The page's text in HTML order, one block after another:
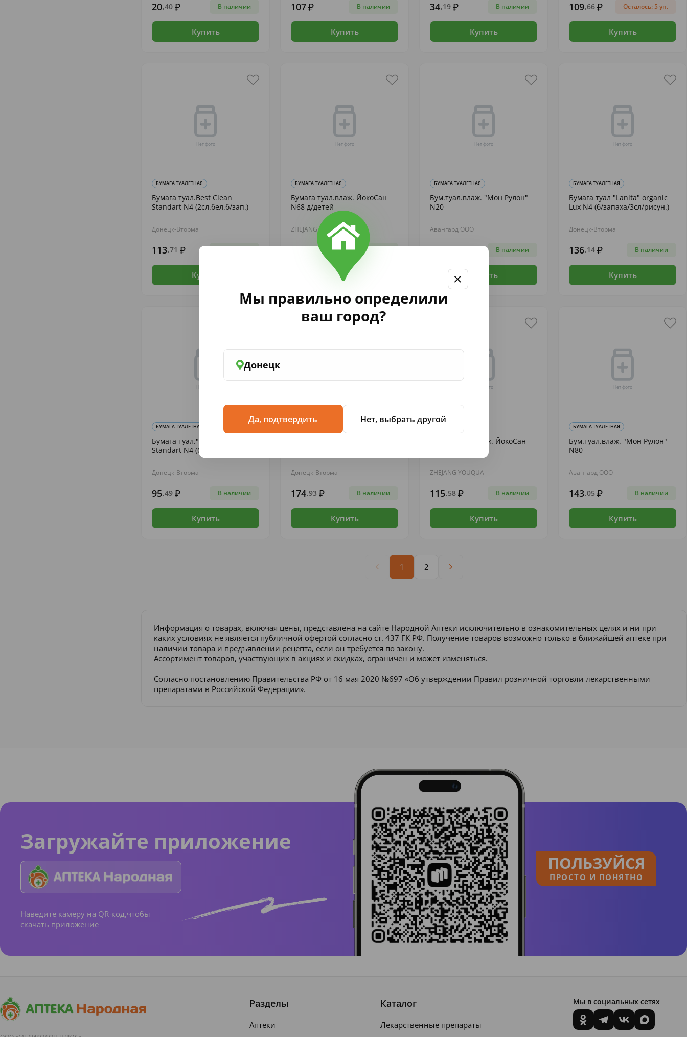
Мы правильно определили
ваш город?
Донецк
Да, подтвердить Нет, выбрать другой
20,40 В наличии
Купить
107 В наличии
Купить
34,19 В наличии
Купить
109,66 Осталось: 5 уп.
Купить
БУМАГА ТУАЛЕТНАЯ
Бумага туал.Best Clean
Standart N4 (2сл.бел.б/зап.)
Донецк-Вторма
113,71
Купить
БУМАГА ТУАЛЕТНАЯ
Бумага туал.влаж. ЙокоСан
N68 д/детей
ZHEJANG YOUQUA
187 В наличии
Купить
БУМАГА ТУАЛЕТНАЯ
Бум.туал.влаж. "Мон Рулон"
N20
Авангард ООО
41 В наличии
Купить
БУМАГА ТУАЛЕТНАЯ
Бумага туал "Lanita" organic
Lux N4 (б/запаха/3сл/рисун.)
Донецк-Вторма
136,14 В наличии
Купить
БУМАГА ТУАЛЕТНАЯ
Бумага туал."Народная"
Standart N4 (б/запаха/2сл/бел)
Донецк-Вторма
95,49 В наличии
Купить
Донецк-Вторма
174,93 В наличии
Купить
Бумага туал.влаж. ЙокоСан
ZHEJANG YOUQUA
115,58 В наличии
Купить
БУМАГА ТУАЛЕТНАЯ
Бум.туал.влаж. "Мон Рулон"
N80
Авангард ООО
143,05 В наличии
Купить
1 2
Информация о товарах, включая цены, представлена на сайте Народной Аптеки исключительно в ознакомительных целях и ни при
каких условиях не является публичной офертой согласно ст. 437 ГК РФ. Получение товаров возможно только в ближайшей аптеке при
наличии товара и предъявлении рецепта, если он требуется по закону.
Ассортимент товаров, участвующих в акциях и скидках, ограничен и может изменяться.
Согласно постановлению Правительства РФ от 16 мая 2020 №697 «Об утверждении Правил розничной торговли лекарственными
препаратами в Российской Федерации».
Загружайте приложение
Наведите камеру на QR-код,чтобы
скачать приложение
ПОЛЬЗУЙСЯ
ПРОСТО И ПОНЯТНО
Разделы
Аптеки
Каталог
Лекарственные препараты
Мы в социальных сетях